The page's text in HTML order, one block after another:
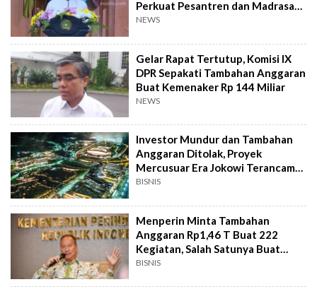
Perkuat Pesantren dan Madrasah
Swasta
NEWS
Gelar Rapat Tertutup, Komisi IX
DPR Sepakati Tambahan Anggaran
Buat Kemenaker Rp 144 Miliar
NEWS
Investor Mundur dan Tambahan
Anggaran Ditolak, Proyek
Mercusuar Era Jokowi Terancam
Mangkrak?
BISNIS
Menperin Minta Tambahan
Anggaran Rp1,46 T Buat 222
Kegiatan, Salah Satunya Buat
Pameran di Rusia
BISNIS